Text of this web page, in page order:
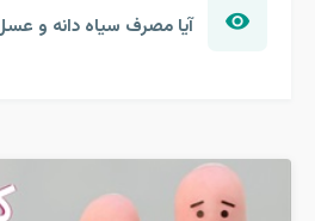
آیا مصرف سیاه دانه و